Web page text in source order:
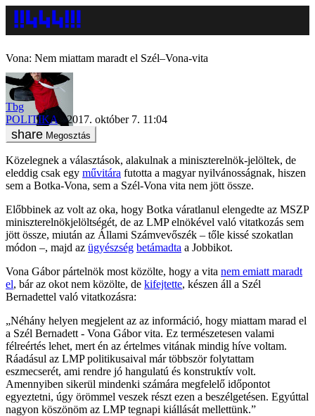
Vona: Nem miattam maradt el Szél–Vona-vita
Tbg
POLITIKA
2017. október 7. 11:04
Megosztás
Közelegnek a választások, alakulnak a miniszterelnök-jelöltek, de
eleddig csak egy művitára futotta a magyar nyilvánosságnak, hiszen
sem a Botka-Vona, sem a Szél-Vona vita nem jött össze.
Előbbinek az volt az oka, hogy Botka váratlanul elengedte az MSZP
miniszterelnökjelöltségét, de az LMP elnökével való vitatkozás sem
jött össze, miután az Állami Számvevőszék – tőle kissé szokatlan
módon –, majd az ügyészség betámadta a Jobbikot.
Vona Gábor pártelnök most közölte, hogy a vita nem emiatt maradt
el, bár az okot nem közölte, de kifejtette, készen áll a Szél
Bernadettel való vitatkozásra:
„Néhány helyen megjelent az az információ, hogy miattam marad el
a Szél Bernadett - Vona Gábor vita. Ez természetesen valami
félreértés lehet, mert én az értelmes vitának mindig híve voltam.
Ráadásul az LMP politikusaival már többször folytattam
eszmecserét, ami rendre jó hangulatú és konstruktív volt.
Amennyiben sikerül mindenki számára megfelelő időpontot
egyeztetni, úgy örömmel veszek részt ezen a beszélgetésen. Egyúttal
nagyon köszönöm az LMP tegnapi kiállását mellettünk.”